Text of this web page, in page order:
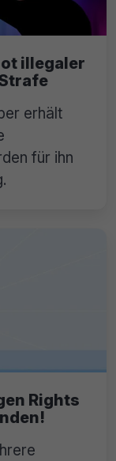
illegaler
erhält
für ihn
Rights